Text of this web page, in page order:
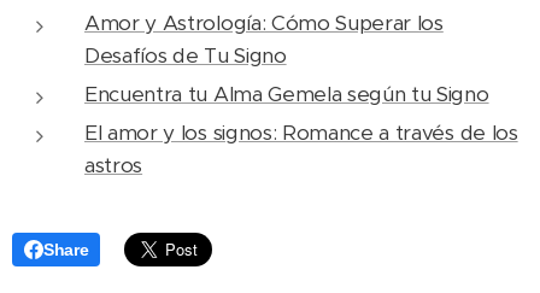
Amor y Astrología: Cómo Superar los
Desafíos de Tu Signo
Encuentra tu Alma Gemela según tu Signo
El amor y los signos: Romance a través de los
astros
Share